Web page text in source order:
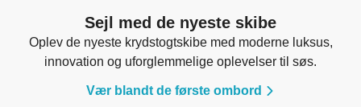
Sejl med de nyeste skibe
Oplev de nyeste krydstogtskibe med moderne luksus,
innovation og uforglemmelige oplevelser til søs.
Vær blandt de første ombord